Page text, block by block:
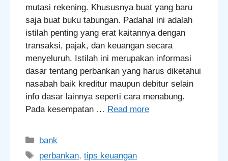
mutasi rekening. Khususnya buat yang baru
saja buat buku tabungan. Padahal ini adalah
istilah penting yang erat kaitannya dengan
transaksi, pajak, dan keuangan secara
menyeluruh. Istilah ini merupakan informasi
dasar tentang perbankan yang harus diketahui
nasabah baik kreditur maupun debitur selain
info dasar lainnya seperti cara menabung.
Pada kesempatan … Read more
Categories
bank
Tags
perbankan,tips keuangan